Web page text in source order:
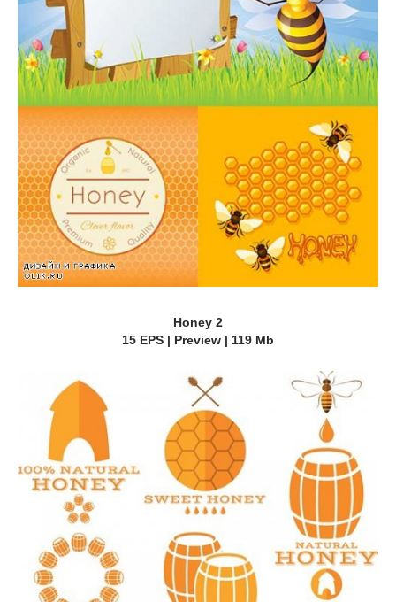
Honey 2
15 EPS | Preview | 119 Mb